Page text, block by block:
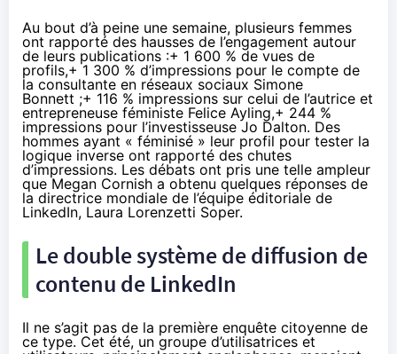
Au bout d’à peine une semaine, plusieurs femmes
ont rapporté des hausses de l’engagement autour
de leurs publications :+ 1 600 % de vues de
profils,+ 1 300 % d’impressions pour le compte de
la consultante en réseaux sociaux Simone
Bonnett ;+ 116 % impressions sur celui de l’autrice et
entrepreneuse féministe Felice Ayling,+ 244 %
impressions pour l’investisseuseJo Dalton. Des
hommes ayant « féminisé » leur profil pour tester la
logique inverse ont rapporté des chutes
d’impressions. Les débats ont pris une telle ampleur
que Megan Cornish a obtenu quelques réponses de
la directrice mondiale de l’équipe éditoriale de
LinkedIn, Laura Lorenzetti Soper.
Le double système de diffusion de
contenu de LinkedIn
Il ne s’agit pas de la première enquête citoyenne de
ce type. Cet été, un groupe d’utilisatrices et